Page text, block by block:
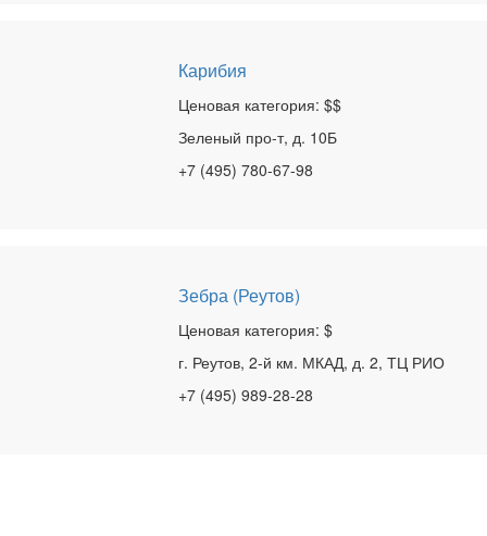
Карибия
Ценовая категория: $$
Зеленый про-т, д. 10Б
+7 (495) 780-67-98
Зебра (Реутов)
Ценовая категория: $
г. Реутов, 2-й км. МКАД, д. 2, ТЦ РИО
+7 (495) 989-28-28